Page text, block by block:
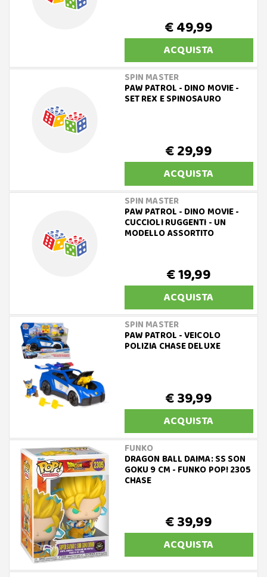
€ 49,99
ACQUISTA
SPIN MASTER
PAW PATROL - DINO MOVIE -
SET REX E SPINOSAURO
€ 29,99
ACQUISTA
SPIN MASTER
PAW PATROL - DINO MOVIE -
CUCCIOLI RUGGENTI - UN
MODELLO ASSORTITO
€ 19,99
ACQUISTA
SPIN MASTER
PAW PATROL - VEICOLO
POLIZIA CHASE DELUXE
€ 39,99
ACQUISTA
FUNKO
DRAGON BALL DAIMA: SS SON
GOKU 9 CM - FUNKO POP! 2305
CHASE
€ 39,99
ACQUISTA